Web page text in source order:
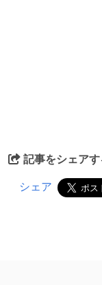
記事をシェアす
シェア